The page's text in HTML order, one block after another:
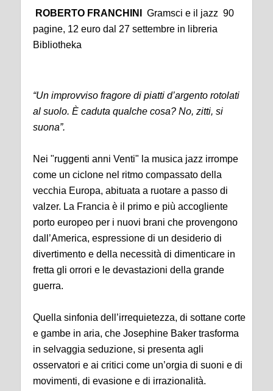
ROBERTO FRANCHINI Gramsci e il jazz 90
pagine, 12 euro dal 27 settembre in libreria
Bibliotheka
“Un improvviso fragore di piatti d’argento rotolati
al suolo. È caduta qualche cosa? No, zitti, si
suona”.
Nei "ruggenti anni Venti" la musica jazz irrompe
come un ciclone nel ritmo compassato della
vecchia Europa, abituata a ruotare a passo di
valzer. La Francia è il primo e più accogliente
porto europeo per i nuovi brani che provengono
dall’America, espressione di un desiderio di
divertimento e della necessità di dimenticare in
fretta gli orrori e le devastazioni della grande
guerra.
Quella sinfonia dell’irrequietezza, di sottane corte
e gambe in aria, che Josephine Baker trasforma
in selvaggia seduzione, si presenta agli
osservatori e ai critici come un’orgia di suoni e di
movimenti, di evasione e di irrazionalità.